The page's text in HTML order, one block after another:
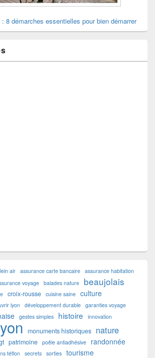
: 8 démarches essentielles pour bien démarrer
air assurance carte bancaire assurance habitation
voyage balades nature beaujolais
croix-rousse cuisine saine culture
lyon développement durable garanties voyage
gestes simples histoire
innovation
monuments historiques nature
patrimoine poêle antiadhésive randonnée
téflon secrets sorties tourisme